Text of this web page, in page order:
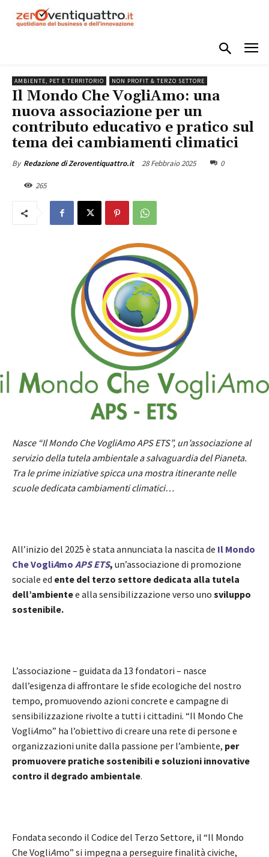
AMBIENTE, PET E TERRITORIO NON PROFIT & TERZO SETTORE
Il Mondo Che VogliAmo: una
nuova associazione per un
contributo educativo e pratico sul
tema dei cambiamenti climatici
By Redazione di Zeroventiquattro.it 28 Febbraio 2025 0
265
Nasce “Il Mondo Che VogliAmo APS ETS”, un’associazione al
servizio della tutela ambientale a salvaguardia del Pianeta.
Tra le prime iniziative spicca una mostra itinerante nelle
scuole dedicatacambiamenti climatici…
All’inizio del 2025 è stata annunciata la nascita de Il Mondo
Che VogliAmo APS ETS, un’associazione di promozione
sociale ed ente del terzo settore dedicata alla tutela
dell’ambientee alla sensibilizzazione verso uno sviluppo
sostenibile.
L’associazione – guidata da 13 fondatori – nasce
dall’esigenza di affrontare le sfide ecologiche del nostro
tempo, promuovendo azioni concrete e campagne di
sensibilizzazione rivolte a tutti i cittadini. “Il Mondo Che
VogliAmo” ha l’obiettivo di creare una rete di persone e
organizzazioni unite dalla passione per l’ambiente, per
promuovere pratiche sostenibili e soluzioni innovative
contro il degrado ambientale.
Fondata secondo il Codice del Terzo Settore, il “Il Mondo
Che VogliAmo” si impegna a perseguire finalità civiche,